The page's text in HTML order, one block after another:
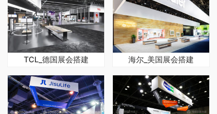
TCL_德国展会搭建 海尔_美国展会搭建